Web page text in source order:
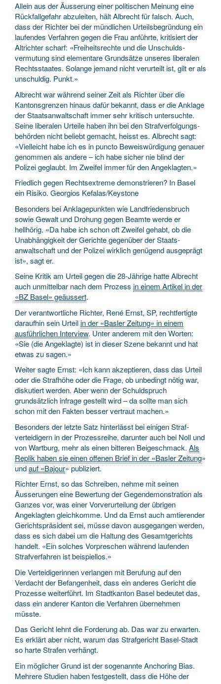
Allein aus der Äusserung einer politischen Meinung eine
Rückfall­gefahr abzuleiten, hält Albrecht für falsch. Auch,
dass der Richter bei der mündlichen Urteils­begründung ein
laufendes Verfahren gegen die Frau anführte, kritisiert der
Altrichter scharf: «Freiheits­rechte und die Unschulds­
vermutung sind elementare Grund­sätze unseres liberalen
Rechts­staates. Solange jemand nicht verurteilt ist, gilt er als
unschuldig. Punkt.»
Albrecht war während seiner Zeit als Richter über die
Kantons­grenzen hinaus dafür bekannt, dass er die Anklage
der Staats­anwaltschaft immer sehr kritisch untersuchte.
Seine liberalen Urteile haben ihn bei den Straf­verfolgungs­
behörden nicht beliebt gemacht, heisst es. Albrecht sagt:
«Vielleicht habe ich es in puncto Beweis­würdigung genauer
genommen als andere – ich habe sicher nie blind der
Polizei geglaubt. Im Zweifel immer für den Angeklagten.»
Friedlich gegen Rechtsextreme demonstrieren? In Basel
ein Risiko. Georgios Kefalas/Keystone
Besonders bei Anklage­punkten wie Landfriedens­bruch
sowie Gewalt und Drohung gegen Beamte werde er
hellhörig. «Da habe ich schon oft Zweifel gehabt, ob die
Unabhängigkeit der Gerichte gegenüber der Staats­
anwaltschaft und der Polizei wirklich genügend ausgeprägt
ist», sagt er.
Seine Kritik am Urteil gegen die 28-Jährige hatte Albrecht
auch unmittelbar nach dem Prozess in einem Artikel in der
«BZ Basel» geäussert.
Der verantwortliche Richter, René Ernst, SP, rechtfertigte
daraufhin sein Urteilin der «Basler Zeitung» in einem
ausführlichen Interview. Unter anderem mit den Worten:
«Sie (die Angeklagte) ist in dieser Szene bekannt und hat
etwas zu sagen.»
Weiter sagte Ernst: «Ich kann akzeptieren, dass das Urteil
oder die Strafhöhe oder die Frage, ob unbedingt nötig war,
diskutiert werden. Aber wenn der Schuld­spruch
grundsätzlich infrage gestellt wird – da sollte man sich
schon mit den Fakten besser vertraut machen.»
Besonders der letzte Satz hinterlässt bei einigen Straf­
verteidigern in der Prozess­reihe, darunter auch bei Noll und
von Wartburg, mehr als einen bitteren Beigeschmack. Als
Replik haben sie einen offenen Brief in der «Basler Zeitung»
undauf «Bajour» publiziert.
Richter Ernst, so das Schreiben, nehme mit seinen
Äusserungen eine Bewertung der Gegen­demonstration als
Ganzes vor, was einer Vorverurteilung der übrigen
Angeklagten gleichkomme. Und da Ernst auch amtierender
Gerichts­präsident sei, müsse davon ausgegangen werden,
dass es sich dabei um die Haltung des Gesamt­gerichts
handelt. «Ein solches Vorpreschen während laufenden
Straf­verfahren ist beispiellos.»
Die Verteidigerinnen verlangen mit Berufung auf den
Verdacht der Befangenheit, dass ein anderes Gericht die
Prozesse weiterführt. Im Stadtkanton Basel bedeutet das,
dass ein anderer Kanton die Verfahren übernehmen
müsste.
Das Gericht lehnt die Forderung ab. Das war zu erwarten.
Es erklärt aber nicht, warum das Straf­gericht Basel-Stadt
so harte Strafen verhängt.
Ein möglicher Grund ist der sogenannte Anchoring Bias.
Mehrere Studien haben festgestellt, dass die Höhe der